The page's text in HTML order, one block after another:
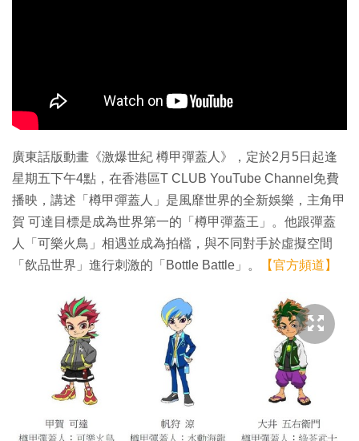
廣東話版動畫《激爆世紀 樽甲彈蓋人》，定於2月5日起逢
星期五下午4點，在香港區T CLUB YouTube Channel免費
播映，講述「樽甲彈蓋人」是風靡世界的全新娛樂，主角甲
賀 可達目標是成為世界第一的「樽甲彈蓋王」。他跟彈蓋
人「可樂火鳥」相遇並成為拍檔，與不同對手於虛擬空間
「飲品世界」進行刺激的「Bottle Battle」。
【官方頻道】